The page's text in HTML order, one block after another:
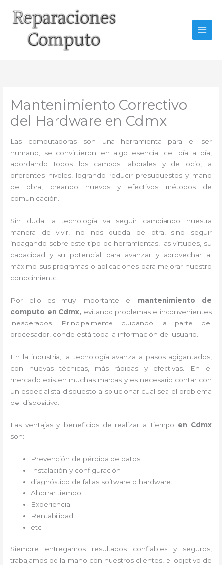
contenido
Mantenimiento Correctivo
del Hardware en Cdmx
Las computadoras son una herramienta para el ser
humano, se convirtieron en algo esencial del día a día,
abordando todos los campos laborales y de ocio, a
diferentes niveles, logrando reducir presupuestos y mano
de obra, creando nuevos y efectivos métodos de
comunicación.
Sin duda la tecnología va seguir cambiando nuestra
manera de vivir, no nos queda de otra, sino seguir
indagando sobre este tipo de herramientas, las virtudes, su
capacidad y su potencial para avanzar y aprovechar al
máximo sus programas o aplicaciones para mejorar nuestro
conocimiento.
Por ello es muy importante el mantenimiento de
computo en Cdmx, evitando problemas e inconvenientes
inesperados. Principalmente cuidando la parte del
procesador, donde está toda la información del usuario.
En la industria, la tecnología avanza a pasos agigantados,
con nuevas técnicas, más rápidas y efectivas . En el
mercado existen muchas marcas y es necesario contar con
un especialista dispuesto a solucionar cual sea el problema
del dispositivo.
Las ventajas y beneficios de realizar a tiempo en Cdmx
son:
Prevención de pérdida de datos
Instalación y configuración
diagnóstico de fallas software o hardware
Ahorrar tiempo
Experiencia
Rentabilidad
etc
Siempre entregamos resultados confiables y seguros,
trabajamos de la mano con nuestros clientes, el objetivo de